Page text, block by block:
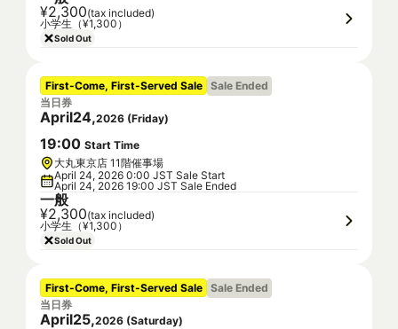
¥2,300(tax included)
小学生（¥1,300）
Sold Out
First-Come, First-Served Sale Sale Ended
当日券
April24,2026 (Friday)
19:00 Start Time
大丸東京店 11階催事場
April 24, 2026 0:00 JST Sale Start
April 24, 2026 19:00 JST Sale Ended
一般
¥2,300(tax included)
小学生（¥1,300）
Sold Out
First-Come, First-Served Sale Sale Ended
当日券
April25,2026 (Saturday)